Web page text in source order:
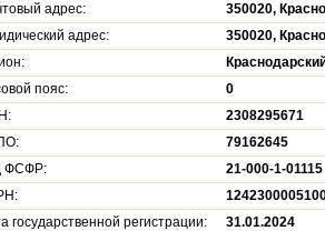
адрес:
350020,
адрес:
350020,
пояс:
0
2308295671
79162645
ФСФР:
21-000-1-01115
государственной регистрации:
31.01.2024